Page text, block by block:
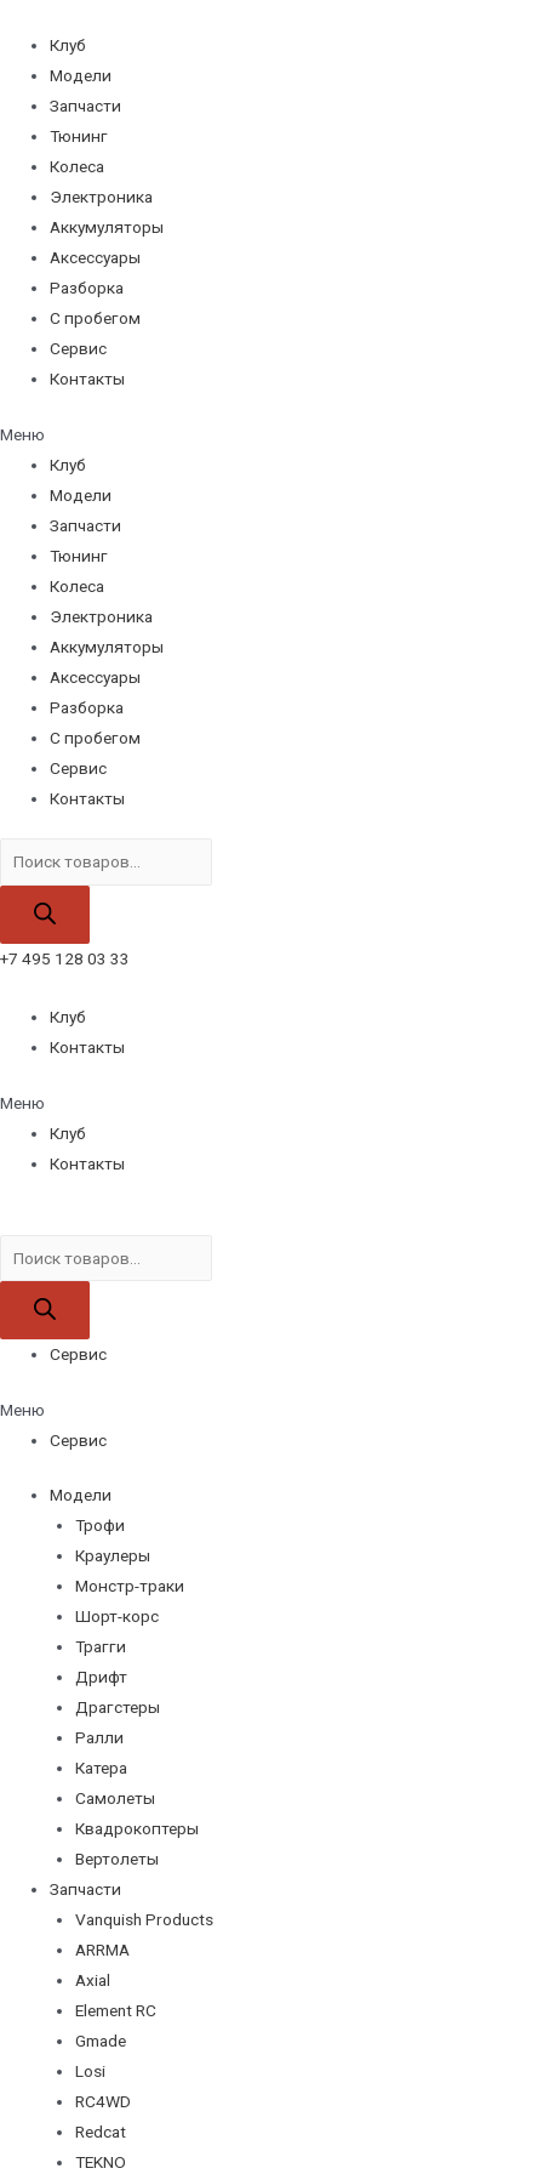
содержимому
Клуб
Модели
Запчасти
Тюнинг
Колеса
Электроника
Аккумуляторы
Аксессуары
Разборка
С пробегом
Сервис
Контакты
Меню
Клуб
Модели
Запчасти
Тюнинг
Колеса
Электроника
Аккумуляторы
Аксессуары
Разборка
С пробегом
Сервис
Контакты
товаров
+7 495 128 03 33
Клуб
Контакты
Меню
Клуб
Контакты
товаров
Сервис
Меню
Сервис
Модели
Трофи
Краулеры
Монстр-траки
Шорт-корс
Трагги
Дрифт
Драгстеры
Ралли
Катера
Самолеты
Квадрокоптеры
Вертолеты
Запчасти
Vanquish Products
ARRMA
Axial
Element RC
Gmade
Losi
RC4WD
Redcat
TEKNO